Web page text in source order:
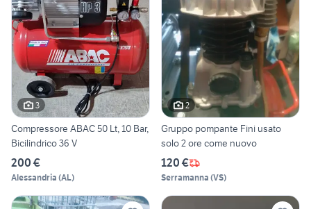
3
Compressore ABAC 50 Lt, 10 Bar,
Bicilindrico 36 V
200 €
Alessandria (AL)
2
Gruppo pompante Fini usato
solo 2 ore come nuovo
120 €
Serramanna (VS)